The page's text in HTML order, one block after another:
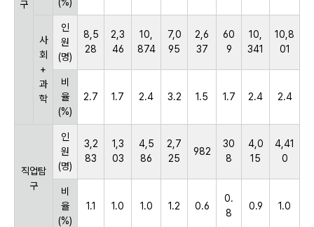
구
사
회
+
과
학
인
원
(명)
8,5
28
2,3
46
10,
874
7,0
95
2,6
37
60
9
10,
341
10,8
01
비
율
(%)
2.7 1.7 2.4 3.2 1.5 1.7 2.4 2.4
직업탐
구
인
원
(명)
3,2
83
1,3
03
4,5
86
2,7
25
982
30
8
4,0
15
4,41
0
비
율
(%)
1.1 1.0 1.0 1.2 0.6
0.
8
0.9 1.0